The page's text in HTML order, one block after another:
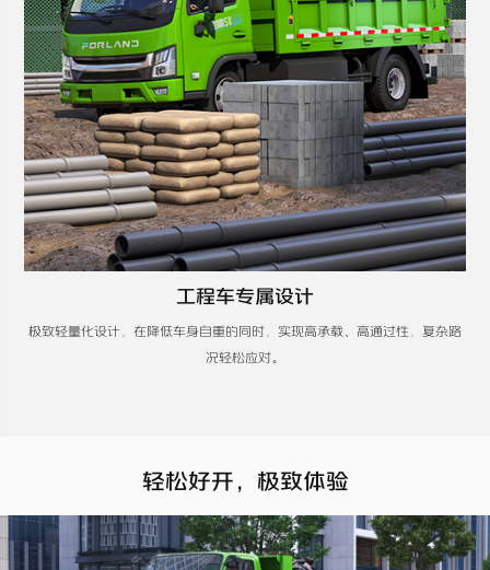
工程车专属设计
极致轻量化设计，在降低车身自重的同时，实现高承载、高通过性，复杂路
况轻松应对​。
轻松好开，极致体验